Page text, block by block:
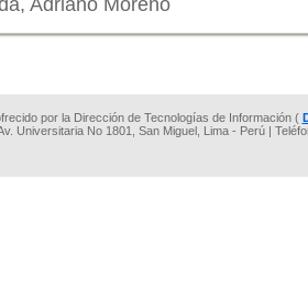
Adriano Moreno
por la Dirección de Tecnologías de Información (
Universitaria No 1801, San Miguel, Lima - Perú |